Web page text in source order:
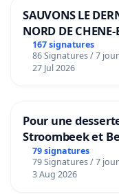
SAUVONS LE
NORD DE CHENE-
167 signatures
86 Signatures / 7
27 Jul 2026
Pour une
Stroombeek et
bediening van
Voor
79 signatures
79 Signatures / 7
3 Aug 2026